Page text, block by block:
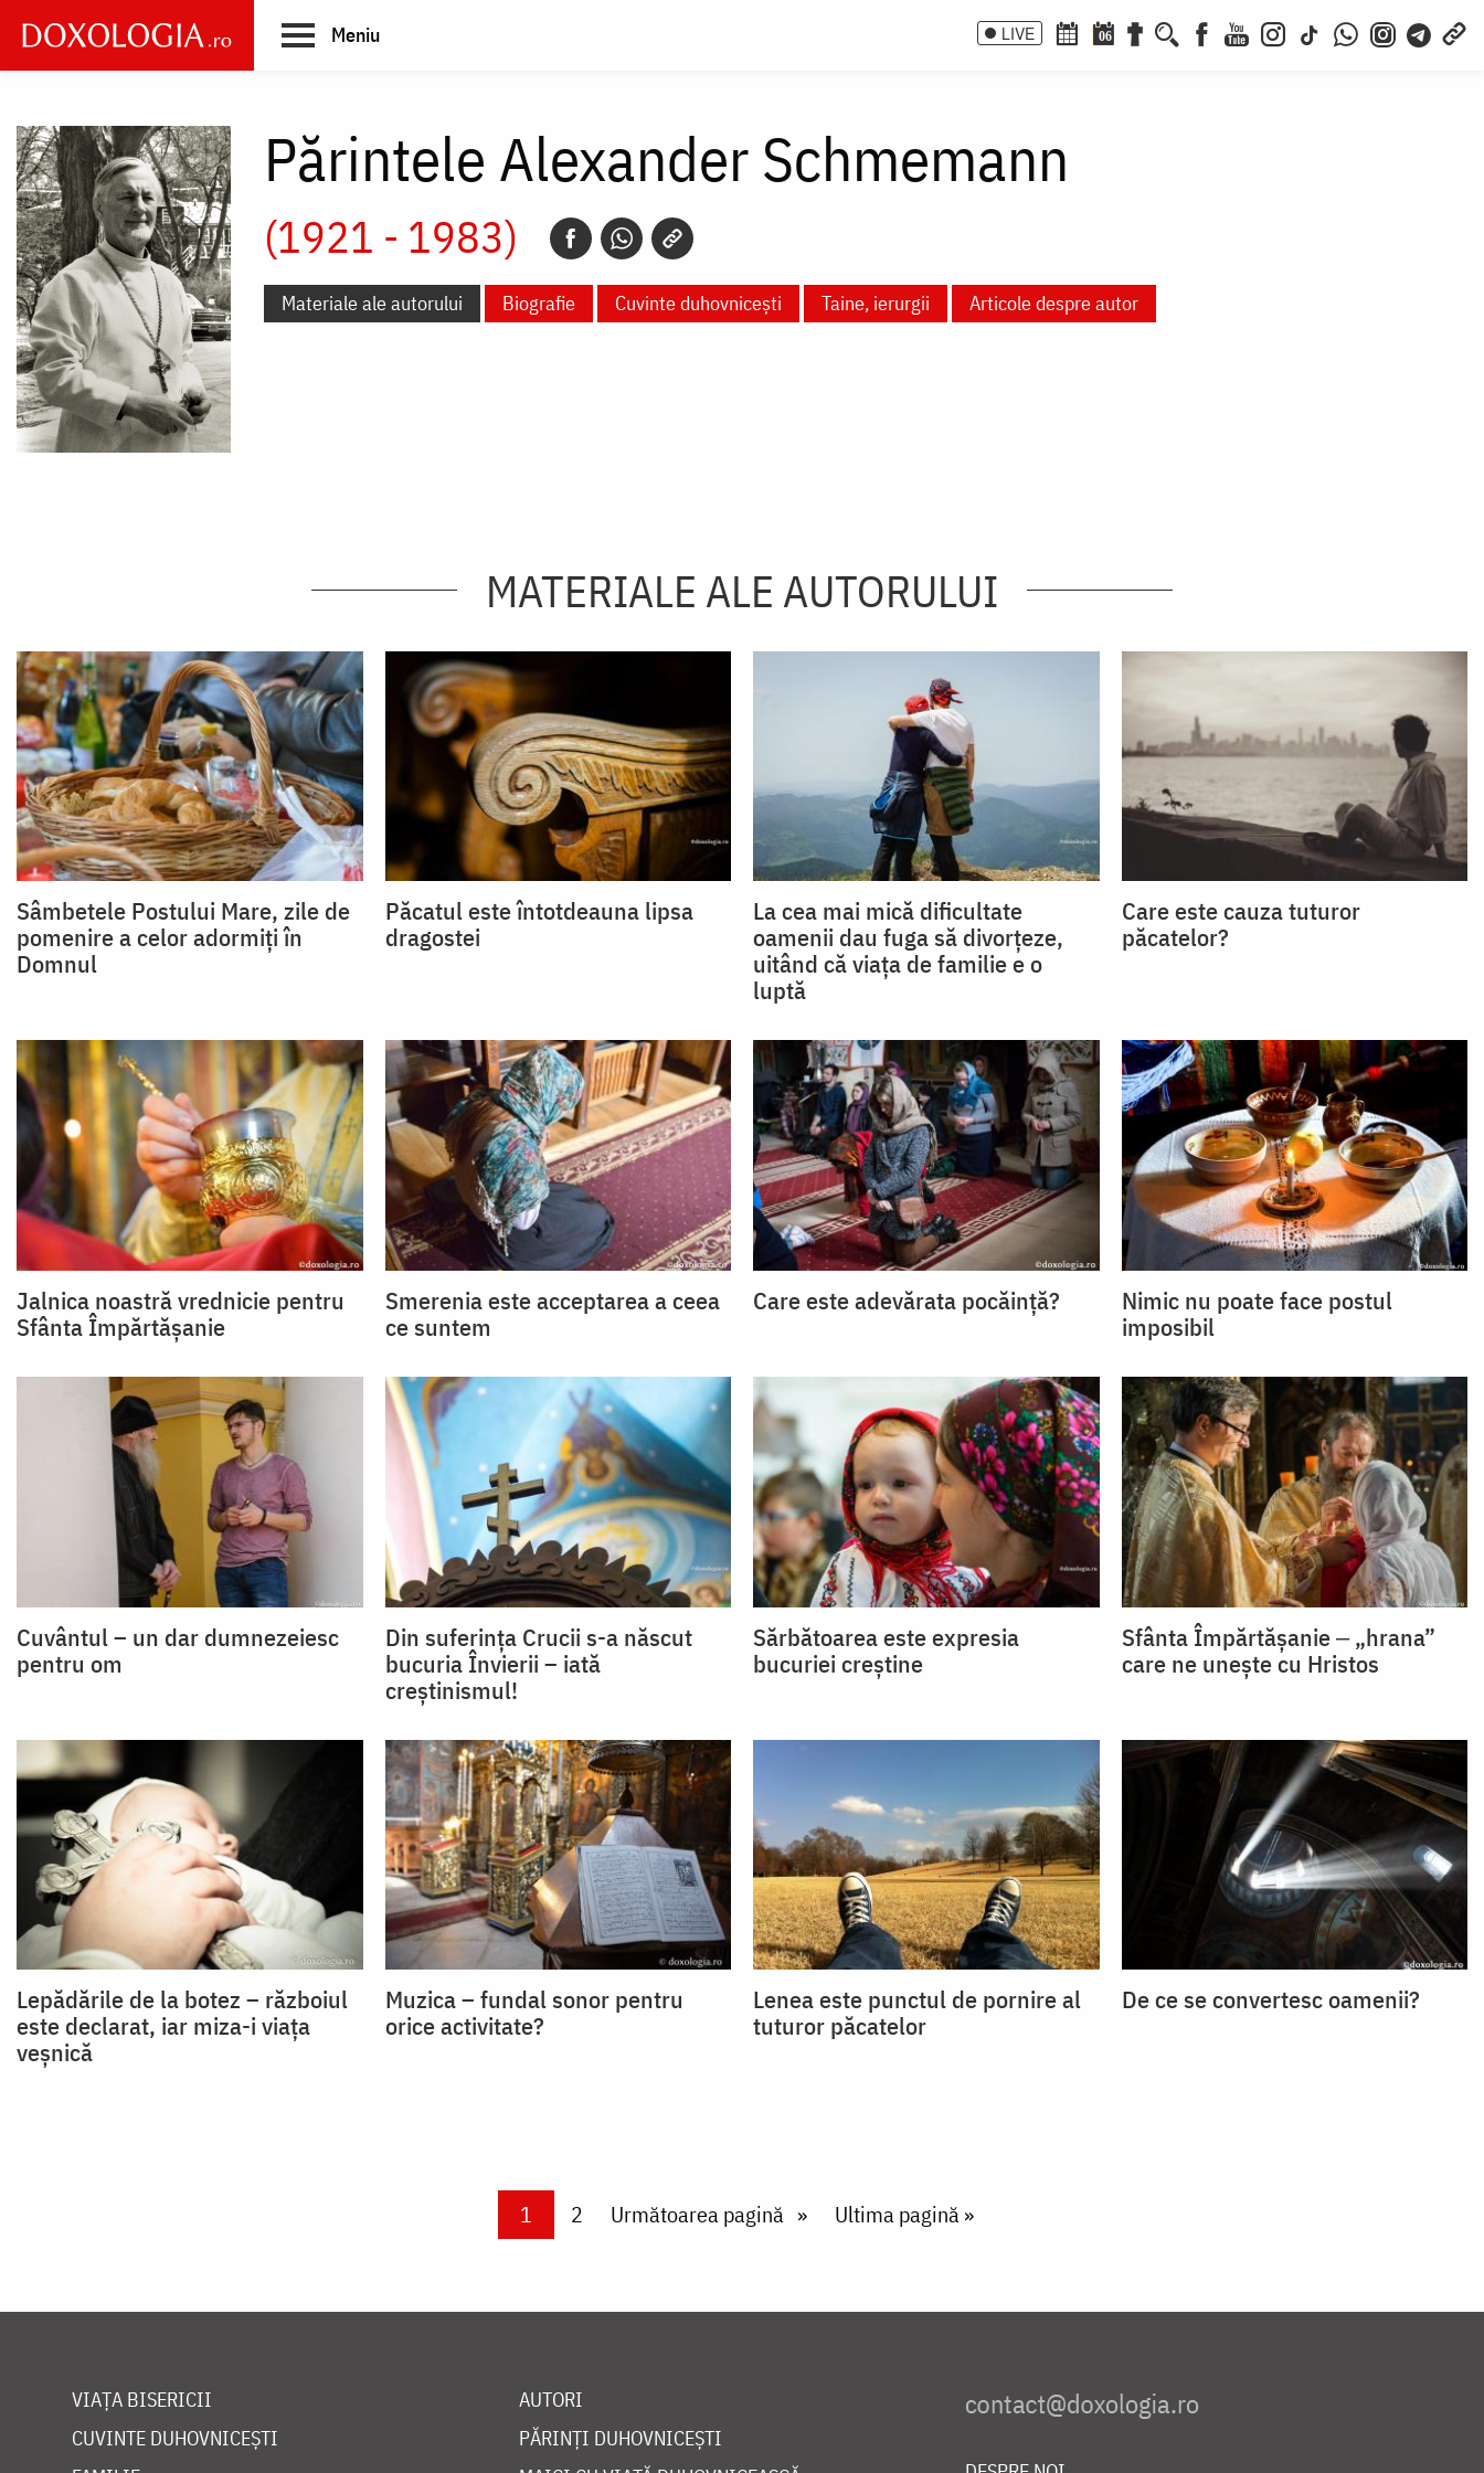
main
Meniu LIVE 06
Părintele Alexander Schmemann
(1921 - 1983)
Materiale ale autorului Biografie Cuvinte duhovnicești Taine, ierurgii Articole despre autor
MATERIALE ALE AUTORULUI
Sâmbetele Postului Mare, zile de
pomenire a celor adormiți în
Domnul
Păcatul este întotdeauna lipsa
dragostei
La cea mai mică dificultate
oamenii dau fuga să divor­țeze,
uitând că viața de familie e o
luptă
Care este cauza tuturor
păcatelor?
Jalnica noastră vrednicie pentru
Sfânta Împărtășanie
Smerenia este acceptarea a ceea
ce suntem
Care este adevărata pocăință?
Nimic nu poate face postul
imposibil
Cuvântul – un dar dumnezeiesc
pentru om
Din suferința Crucii s-a născut
bucuria Învierii – iată
creștinismul!
Sărbătoarea este expresia
bucuriei creștine
Sfânta Împărtășanie ‒ „hrana”
care ne unește cu Hristos
Lepădările de la botez – războiul
este declarat, iar miza-i viața
veșnică
Muzica – fundal sonor pentru
orice activitate?
Lenea este punctul de pornire al
tuturor păcatelor
De ce se convertesc oamenii?
Current page
1 Page
2 Next page
Următoarea pagină Last page
Ultima pagină »
VIAȚA BISERICII
CUVINTE DUHOVNICEȘTI
AUTORI
PĂRINȚI DUHOVNICEȘTI